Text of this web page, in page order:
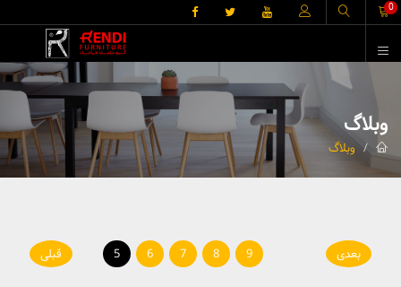
0
وبلاگ
وبلاگ
قبلی 5 6 7 8 9 بعدی